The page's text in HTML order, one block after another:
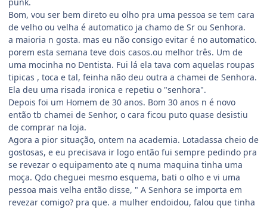
punk.
Bom, vou ser bem direto eu olho pra uma pessoa se tem cara
de velho ou velha é automatico ja chamo de Sr ou Senhora.
a maioria n gosta. mas eu não consigo evitar é no automatico.
porem esta semana teve dois casos.ou melhor três. Um de
uma mocinha no Dentista. Fui lá ela tava com aquelas roupas
tipicas , toca e tal, feinha não deu outra a chamei de Senhora.
Ela deu uma risada ironica e repetiu o "senhora".
Depois foi um Homem de 30 anos. Bom 30 anos n é novo
então tb chamei de Senhor, o cara ficou puto quase desistiu
de comprar na loja.
Agora a pior situação, ontem na academia. Lotadassa cheio de
gostosas, e eu precisava ir logo então fui sempre pedindo pra
se revezar o equipamento ate q numa maquina tinha uma
moça. Qdo cheguei mesmo esquema, bati o olho e vi uma
pessoa mais velha então disse, " A Senhora se importa em
revezar comigo? pra que. a mulher endoidou, falou que tinha